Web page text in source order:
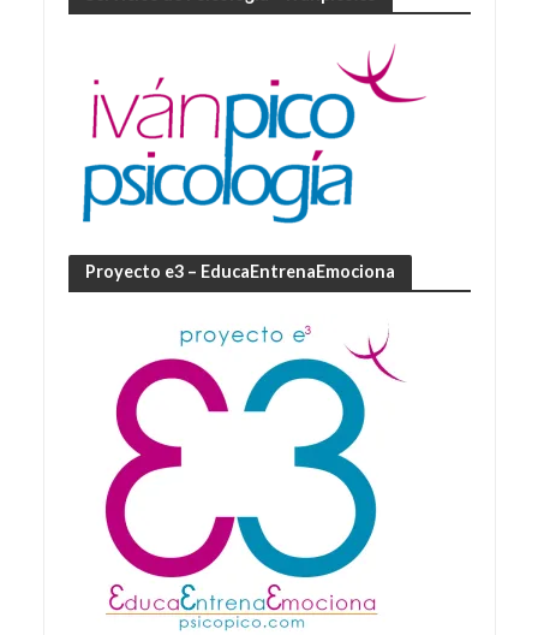
Proyecto e3 – EducaEntrenaEmociona